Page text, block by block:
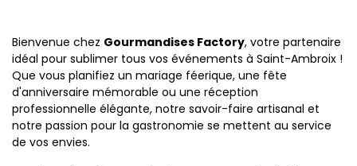
Bienvenue chez Gourmandises Factory, votre partenaire
idéal pour sublimer tous vos événements à Saint-Ambroix !
Que vous planifiez un mariage féerique, une fête
d'anniversaire mémorable ou une réception
professionnelle élégante, notre savoir-faire artisanal et
notre passion pour la gastronomie se mettent au service
de vos envies.